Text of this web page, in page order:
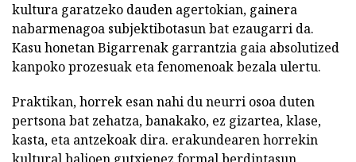
kultura garatzeko dauden agertokian, gainera
nabarmenagoa subjektibotasun bat ezaugarri da.
Kasu honetan Bigarrenak garrantzia gaia absolutized
kanpoko prozesuak eta fenomenoak bezala ulertu.
Praktikan, horrek esan nahi du neurri osoa duten
pertsona bat zehatza, banakako, ez gizartea, klase,
kasta, eta antzekoak dira. erakundearen horrekin